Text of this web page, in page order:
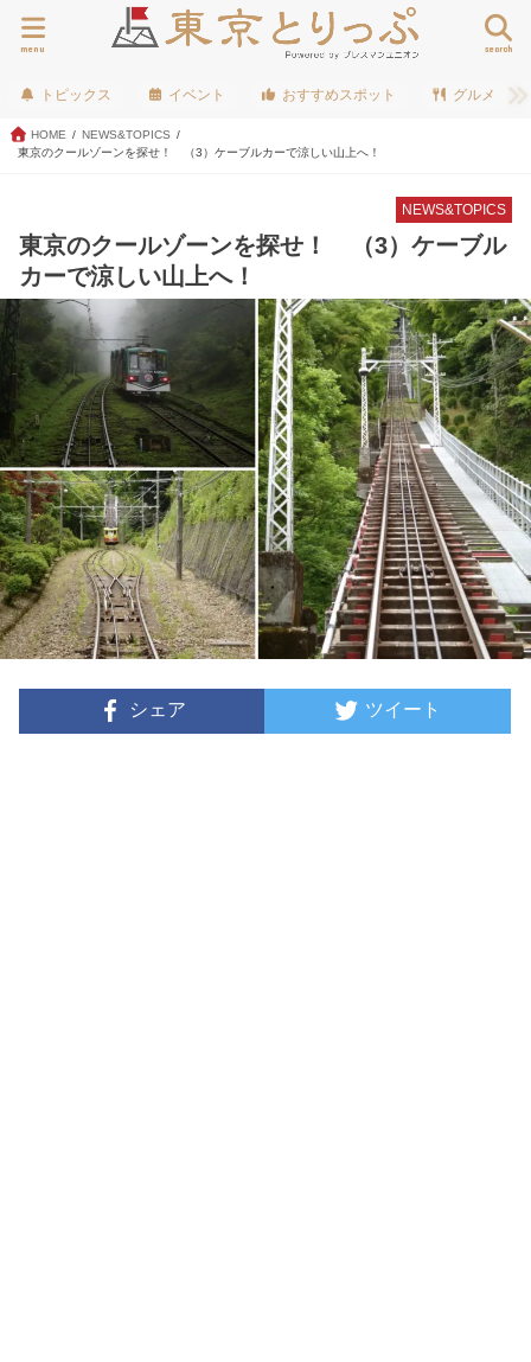
search
menu
トピックス イベント おすすめスポット グルメ
HOME
NEWS&TOPICS
東京のクールゾーンを探せ！ （3）ケーブルカーで涼しい山上へ！
NEWS&TOPICS
東京のクールゾーンを探せ！ （3）ケーブル
カーで涼しい山上へ！
シェア ツイート